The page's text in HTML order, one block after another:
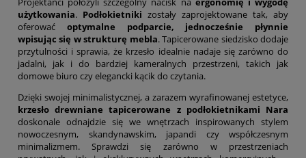
użytkowania. Podłokietniki zostały zaprojektowane tak, aby
oferować optymalne podparcie, jednocześnie płynnie
wpisując się w strukturę mebla. Tapicerowane siedzisko dodaje
przytulności i sprawia, że krzesło idealnie nadaje się zarówno do
jadalni, jak i do bardziej kameralnych przestrzeni, takich jak
domowe biuro czy elegancki kącik do czytania.
Dzięki swojej minimalistycznej, a zarazem wyrafinowanej estetyce,
krzesło drewniane tapicerowane z podłokietnikami Nara
doskonale odnajdzie się we wnętrzach inspirowanych stylem
nowoczesnym, skandynawskim, japandi czy współczesnym
minimalizmem. Sprawdzi się zarówno w przestrzeniach